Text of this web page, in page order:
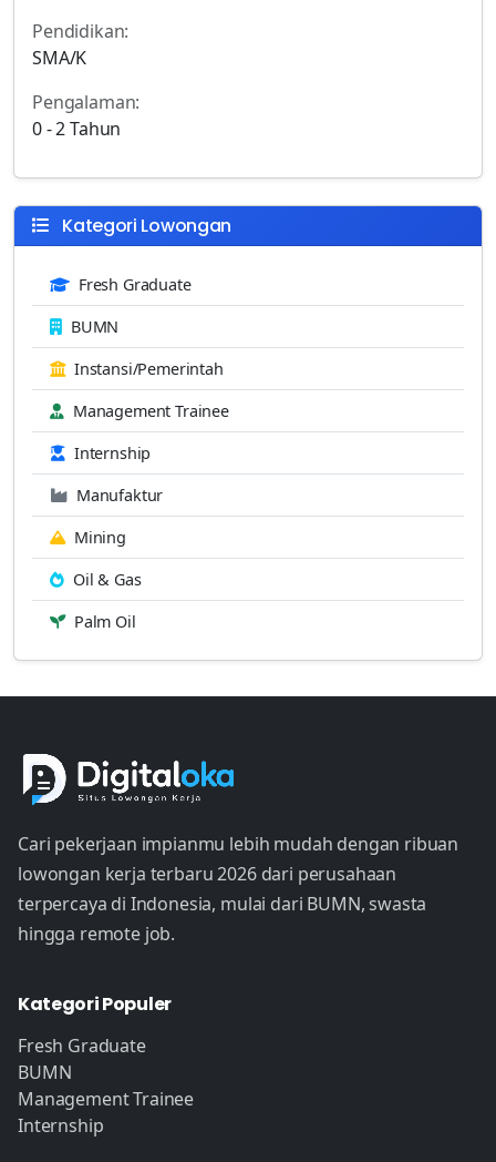
Pendidikan:
SMA/K
Pengalaman:
0 - 2 Tahun
Kategori Lowongan
Fresh Graduate
BUMN
Instansi/Pemerintah
Management Trainee
Internship
Manufaktur
Mining
Oil & Gas
Palm Oil
Cari pekerjaan impianmu lebih mudah dengan ribuan
lowongan kerja terbaru 2026 dari perusahaan
terpercaya di Indonesia, mulai dari BUMN, swasta
hingga remote job.
Kategori Populer
Fresh Graduate
BUMN
Management Trainee
Internship